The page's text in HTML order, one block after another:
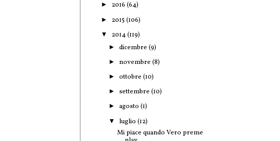
► 2016 (64)
► 2015(106)
▼ 2014(119)
►dicembre(9)
► novembre(8)
►ottobre(10)
► settembre(10)
►agosto(1)
▼ luglio(12)
Mi piace quando Vero preme